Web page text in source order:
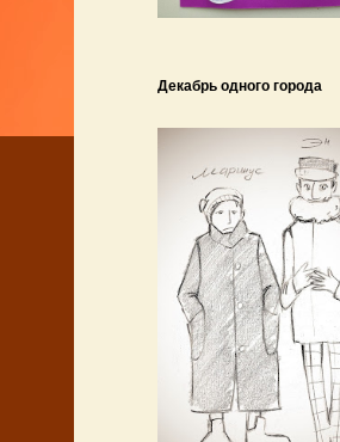
Декабрь одного города